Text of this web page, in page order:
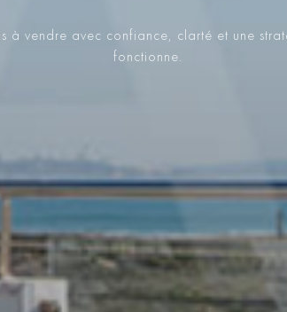
à vendre avec confiance, clarté et une
fonctionne.